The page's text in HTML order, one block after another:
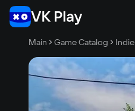
Main Game Catalog Indie